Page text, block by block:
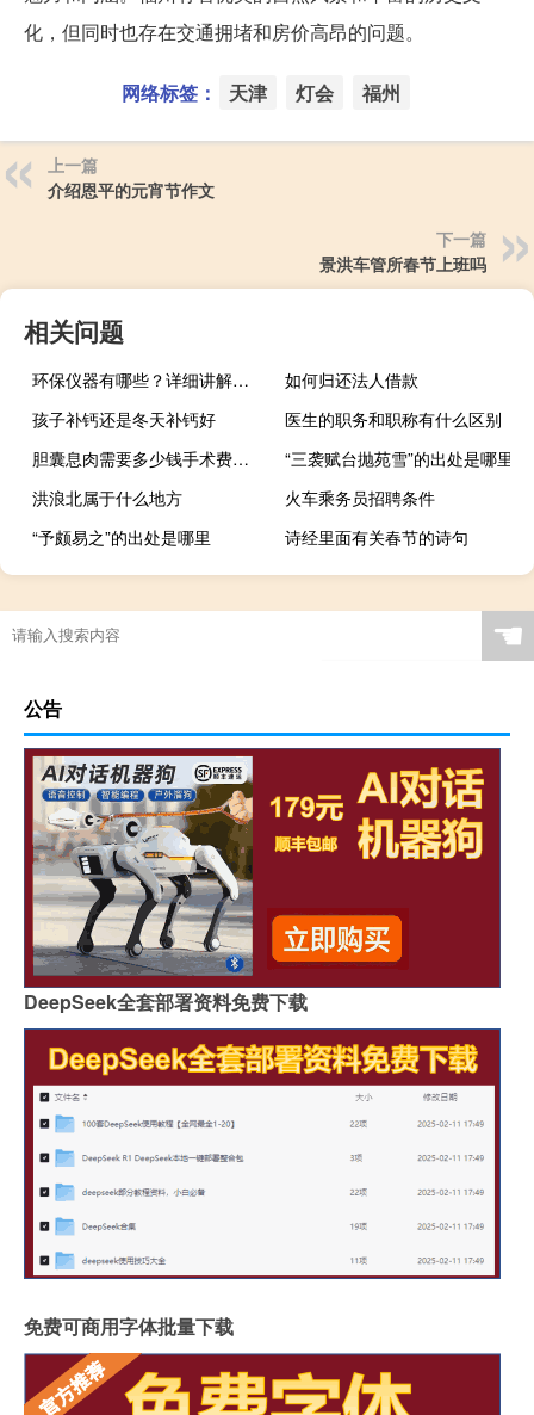
化，但同时也存在交通拥堵和房价高昂的问题。
网络标签： 天津 灯会 福州
上一篇
介绍恩平的元宵节作文
下一篇
景洪车管所春节上班吗
相关问题
环保仪器有哪些？详细讲解各类环保仪器的使用方法
如何归还法人借款
孩子补钙还是冬天补钙好
医生的职务和职称有什么区别
胆囊息肉需要多少钱手术费（胆囊息肉手术治疗费用是多少）
“三袭赋台抛苑雪”的出处是哪里
洪浪北属于什么地方
火车乘务员招聘条件
“予颇易之”的出处是哪里
诗经里面有关春节的诗句
☚
公告
DeepSeek全套部署资料免费下载
免费可商用字体批量下载